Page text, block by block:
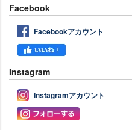
Facebook
Facebookアカウント
Instagram
Instagramアカウント